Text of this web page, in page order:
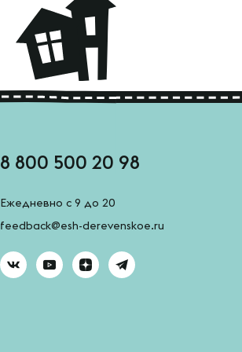
8 800 500 20 98
Ежедневно с 9 до 20
feedback@esh-derevenskoe.ru